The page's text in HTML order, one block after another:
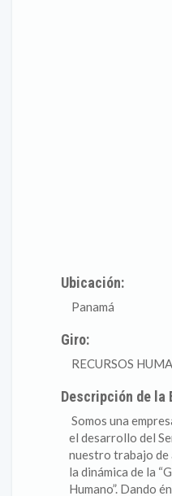
Ubicación:
Panamá
Giro:
RECURSOS
Descripción de la
Somos una
el desarrollo del
nuestro trabajo de
la dinámica de la
Humano”. Dando